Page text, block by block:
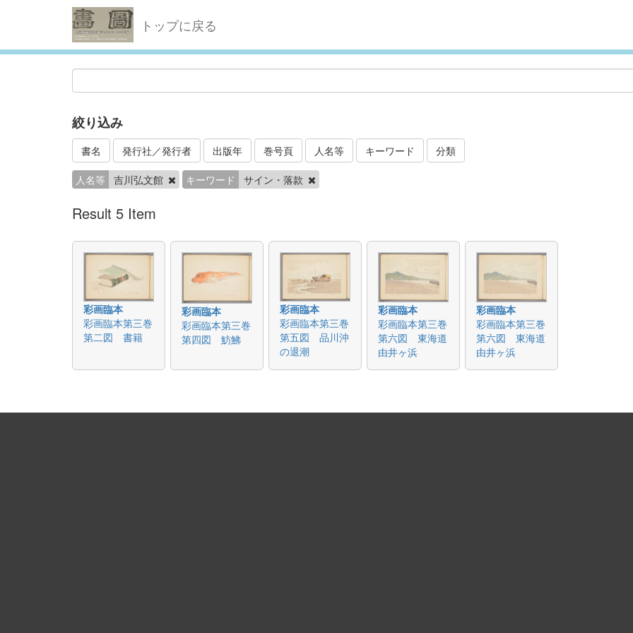
トップに戻る
絞り込み
書名 発行社／発行者 出版年 巻号頁 人名等 キーワード 分類
人名等 吉川弘文館 キーワード サイン・落款
Result 5 Item
彩画臨本
彩画臨本第三巻
第二図 書籍
彩画臨本
彩画臨本第三巻
第四図 魴鮄
彩画臨本
彩画臨本第三巻
第五図 品川沖
の退潮
彩画臨本
彩画臨本第三巻
第六図 東海道
由井ヶ浜
彩画臨本
彩画臨本第三巻
第六図 東海道
由井ヶ浜